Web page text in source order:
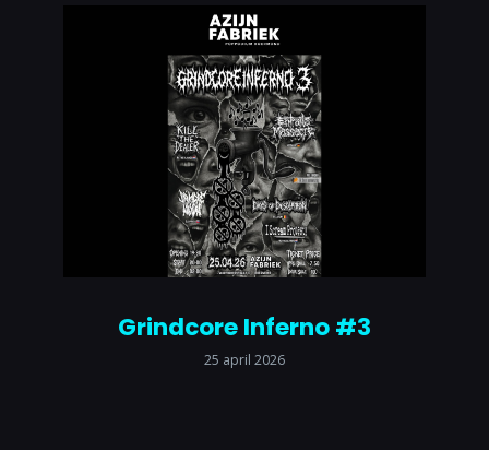
Grindcore Inferno #3
25 april 2026